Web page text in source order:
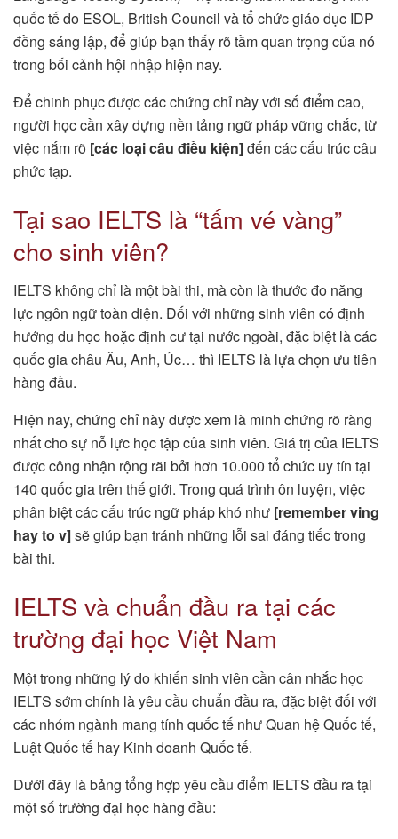
quốc tế do ESOL, British Council và tổ chức giáo dục IDP
đồng sáng lập, để giúp bạn thấy rõ tầm quan trọng của nó
trong bối cảnh hội nhập hiện nay.
Để chinh phục được các chứng chỉ này với số điểm cao,
người học cần xây dựng nền tảng ngữ pháp vững chắc, từ
việc nắm rõ [các loại câu điều kiện]đến các cấu trúc câu
phức tạp.
Tại sao IELTS là “tấm vé vàng”
cho sinh viên?
IELTS không chỉ là một bài thi, mà còn là thước đo năng
lực ngôn ngữ toàn diện. Đối với những sinh viên có định
hướng du học hoặc định cư tại nước ngoài, đặc biệt là các
quốc gia châu Âu, Anh, Úc… thì IELTS là lựa chọn ưu tiên
hàng đầu.
Hiện nay, chứng chỉ này được xem là minh chứng rõ ràng
nhất cho sự nỗ lực học tập của sinh viên. Giá trị của IELTS
được công nhận rộng rãi bởi hơn 10.000 tổ chức uy tín tại
140 quốc gia trên thế giới. Trong quá trình ôn luyện, việc
phân biệt các cấu trúc ngữ pháp khó như [remember ving
hay to v]sẽ giúp bạn tránh những lỗi sai đáng tiếc trong
bài thi.
IELTS và chuẩn đầu ra tại các
trường đại học Việt Nam
Một trong những lý do khiến sinh viên cần cân nhắc học
IELTS sớm chính là yêu cầu chuẩn đầu ra, đặc biệt đối với
các nhóm ngành mang tính quốc tế như Quan hệ Quốc tế,
Luật Quốc tế hay Kinh doanh Quốc tế.
Dưới đây là bảng tổng hợp yêu cầu điểm IELTS đầu ra tại
một số trường đại học hàng đầu: